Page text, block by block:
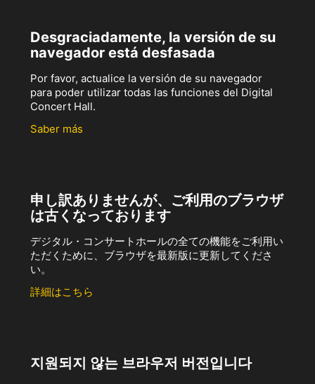
Desgraciadamente, la versión de su
navegador está desfasada
Por favor, actualice la versión de su navegador
para poder utilizar todas las funciones del Digital
Concert Hall.
Saber más
申し訳ありませんが、ご利用のブラウザ
は古くなっております
デジタル・コンサートホールの全ての機能をご利用い
ただくために、ブラウザを最新版に更新してくださ
い。
詳細はこちら
지원되지 않는 브라우저 버전입니다